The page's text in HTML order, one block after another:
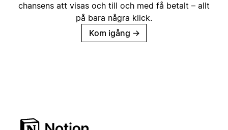
chansens att visas och till och med få betalt – allt
på bara några klick.
Kom igång →